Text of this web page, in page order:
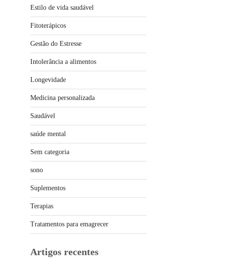
Estilo de vida saudável
Fitoterápicos
Gestão do Estresse
Intolerância a alimentos
Longevidade
Medicina personalizada
Saudável
saúde mental
Sem categoria
sono
Suplementos
Terapias
Tratamentos para emagrecer
Artigos recentes